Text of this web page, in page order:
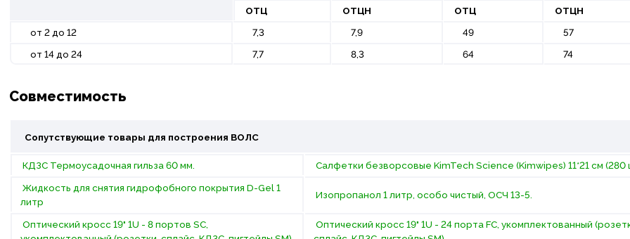
ОТЦ ОТЦН ОТЦ
ОТЦН
от 2 до 12
7,3 7,9 49
57
от 14 до 24
7,7 8,3 64 74
Совместимость
Сопутствующие товары для построения ВОЛС
КДЗС Термоусадочная гильза 60 мм.
Салфетки безворсовые KimTech Science (Kimwipes) 11*21 см (280
Жидкость для снятия гидрофобного покрытия D-Gel 1
литр
Изопропанол 1 литр, особо чистый, ОСЧ 13-5.
Оптический кросс 19" 1U - 8 портов SC,
Оптический кросс 19" 1U - 24 порта FC, укомплектованный